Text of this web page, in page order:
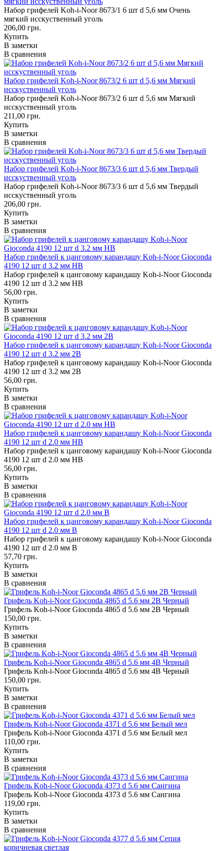
Набор грифелей Koh-i-Noor 8673/1 6 шт d 5,6 мм Очень
мягкий исcкуственный уголь
206,00 грн.
Купить
В заметки
В сравнения
Набор грифелей Koh-i-Noor 8673/2 6 шт d 5,6 мм Мягкий
исcкуственный уголь
Набор грифелей Koh-i-Noor 8673/2 6 шт d 5,6 мм Мягкий
исcкуственный уголь
211,00 грн.
Купить
В заметки
В сравнения
Набор грифелей Koh-i-Noor 8673/3 6 шт d 5,6 мм Твердый
исcкуственный уголь
Набор грифелей Koh-i-Noor 8673/3 6 шт d 5,6 мм Твердый
исcкуственный уголь
206,00 грн.
Купить
В заметки
В сравнения
Набор грифелей к цанговому карандашу Koh-i-Noor Gioconda
4190 12 шт d 3.2 мм HB
Набор грифелей к цанговому карандашу Koh-i-Noor Gioconda
4190 12 шт d 3.2 мм HB
56,00 грн.
Купить
В заметки
В сравнения
Набор грифелей к цанговому карандашу Koh-i-Noor Gioconda
4190 12 шт d 3.2 мм 2B
Набор грифелей к цанговому карандашу Koh-i-Noor Gioconda
4190 12 шт d 3.2 мм 2B
56,00 грн.
Купить
В заметки
В сравнения
Набор грифелей к цанговому карандашу Koh-i-Noor Gioconda
4190 12 шт d 2.0 мм HB
Набор грифелей к цанговому карандашу Koh-i-Noor Gioconda
4190 12 шт d 2.0 мм HB
56,00 грн.
Купить
В заметки
В сравнения
Набор грифелей к цанговому карандашу Koh-i-Noor Gioconda
4190 12 шт d 2.0 мм B
Набор грифелей к цанговому карандашу Koh-i-Noor Gioconda
4190 12 шт d 2.0 мм B
57,70 грн.
Купить
В заметки
В сравнения
Грифель Koh-i-Noor Gioconda 4865 d 5.6 мм 2B Черный
Грифель Koh-i-Noor Gioconda 4865 d 5.6 мм 2B Черный
150,00 грн.
Купить
В заметки
В сравнения
Грифель Koh-i-Noor Gioconda 4865 d 5.6 мм 4B Черный
Грифель Koh-i-Noor Gioconda 4865 d 5.6 мм 4B Черный
150,00 грн.
Купить
В заметки
В сравнения
Грифель Koh-i-Noor Gioconda 4371 d 5.6 мм Белый мел
Грифель Koh-i-Noor Gioconda 4371 d 5.6 мм Белый мел
110,00 грн.
Купить
В заметки
В сравнения
Грифель Koh-i-Noor Gioconda 4373 d 5.6 мм Сангина
Грифель Koh-i-Noor Gioconda 4373 d 5.6 мм Сангина
119,00 грн.
Купить
В заметки
В сравнения